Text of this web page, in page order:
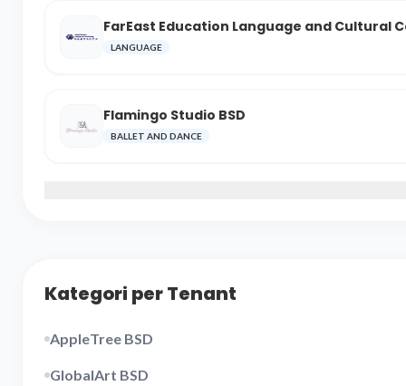
FarEast Education Language and Cultural
LANGUAGE
Flamingo Studio BSD
BALLET AND DANCE
Kategori per Tenant
AppleTree BSD
GlobalArt BSD